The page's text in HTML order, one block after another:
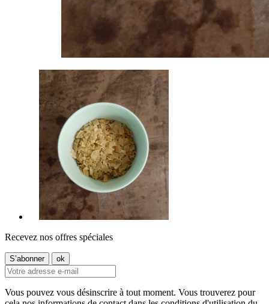
Recevez nos offres spéciales
Vous pouvez vous désinscrire à tout moment. Vous trouverez pour